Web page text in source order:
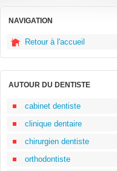
NAVIGATION
Retour à l'accueil
AUTOUR DU DENTISTE
cabinet dentiste
clinique dentaire
chirurgien dentiste
orthodontiste